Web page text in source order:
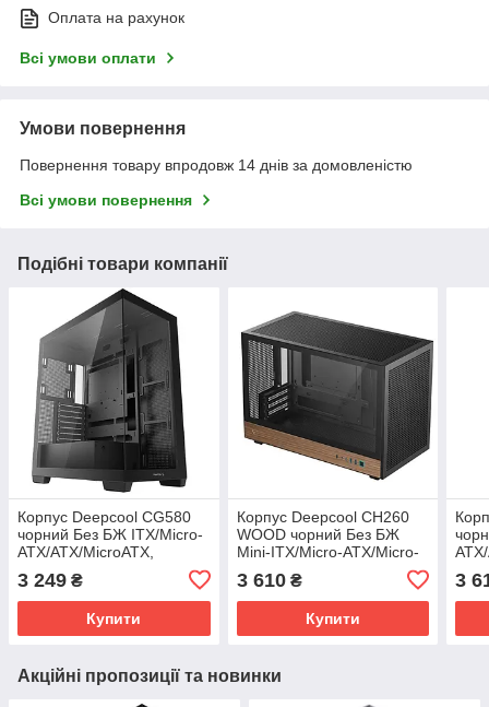
Оплата на рахунок
Всі умови оплати
Умови повернення
Повернення товару впродовж 14 днів за домовленістю
Всі умови повернення
Подібні товари компанії
Корпус Deepcool CG580
чорний Без БЖ ITX/Micro-
ATX/ATX/MicroATX,
437×235×501мм,
3 249 ₴
Купити
Корпус Deepcool CH260
WOOD чорний Без БЖ
Mini-ITX/Micro-ATX/Micro-
Connector),1x3.5"/1х2.5"
3 610₴
Купити
3
Акційні пропозиції та новинки